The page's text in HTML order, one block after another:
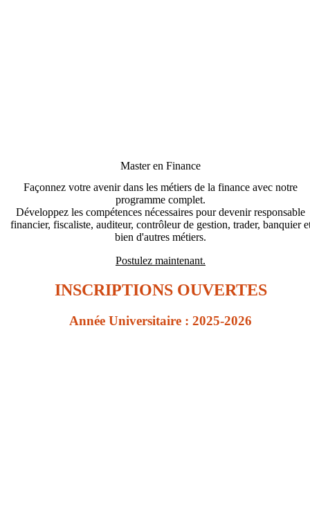
Master en Finance
Façonnez votre avenir dans les métiers de la finance avec notre
programme complet.
Développez les compétences nécessaires pour devenir responsable
financier, fiscaliste, auditeur, contrôleur de gestion, trader, banquier
bien d'autres métiers.
Postulez maintenant.
INSCRIPTIONS OUVERTES
Année Universitaire : 2025-2026